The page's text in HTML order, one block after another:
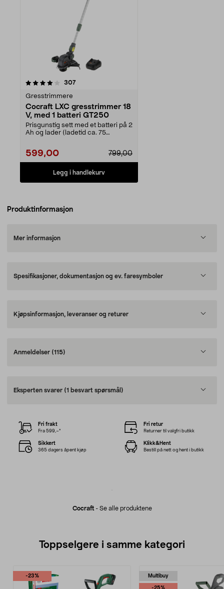
307anmeldelser
Gresstrimmere
Cocraft LXC gresstrimmer 18
V, med 1 batteri GT250
Prisgunstig sett med et batteri på 2
Ah og lader (ladetid ca. 75
799,00
599,00
Legg i handlekurv
Produktinformasjon
Mer informasjon
Spesifikasjoner, dokumentasjon og ev. faresymboler
Kjøpsinformasjon, leveranser og returer
Anmeldelser (115)
Eksperten svarer (1 besvart spørsmål)
Cocraft- Se alle produktene
Fri frakt
Fra 599,–*
Fri retur
Returner til valgfri butikk
Sikkert
365 dagers åpent kjøp
Klikk&Hent
Bestill på nett og hent i butikk
Toppselgere i samme kategori
-23% Multibuy
-25%